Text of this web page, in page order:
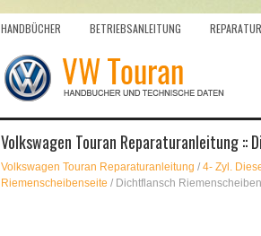
HANDBÜCHER BETRIEBSANLEITUNG
Volkswagen Touran Reparaturanleitung ::
Volkswagen Touran Reparaturanleitung / 4- Zyl.
Riemenscheibenseite / Dichtflansch